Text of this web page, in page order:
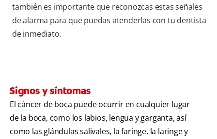
también es importante que reconozcas estas señales
de alarma para que puedas atenderlas con tu dentista
de inmediato.
Signos y síntomas
El cáncer de boca puede ocurrir en cualquier lugar
de la boca, como los labios, lengua y garganta, así
como las glándulas salivales, la faringe, la laringe y